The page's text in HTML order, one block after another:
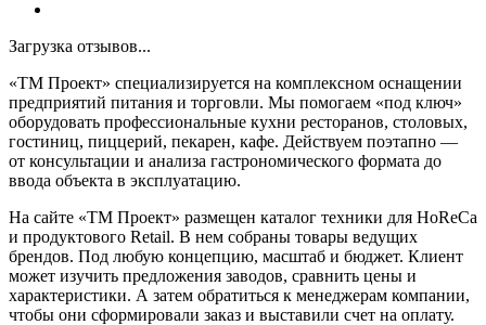
Загрузка отзывов...
«ТМ Проект» специализируется на комплексном оснащении
предприятий питания и торговли. Мы помогаем «под ключ»
оборудовать профессиональные кухни ресторанов, столовых,
гостиниц, пиццерий, пекарен, кафе. Действуем поэтапно —
от консультации и анализа гастрономического формата до
ввода объекта в эксплуатацию.
На сайте «ТМ Проект» размещен каталог техники для HoReCa
и продуктового Retail. В нем собраны товары ведущих
брендов. Под любую концепцию, масштаб и бюджет. Клиент
может изучить предложения заводов, сравнить цены и
характеристики. А затем обратиться к менеджерам компании,
чтобы они сформировали заказ и выставили счет на оплату.